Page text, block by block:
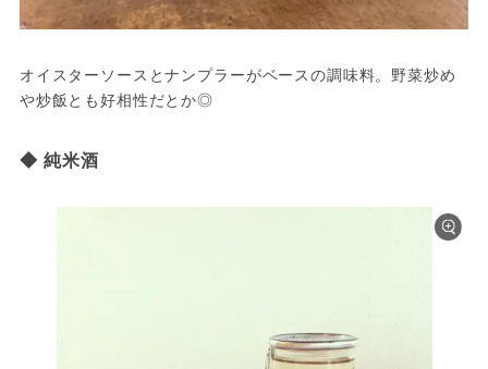
オイスターソースとナンプラーがベースの調味料。野菜炒め
や炒飯とも好相性だとか◎
◆ 純米酒